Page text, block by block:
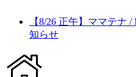
【8/26 正午】ママテナ
知らせ